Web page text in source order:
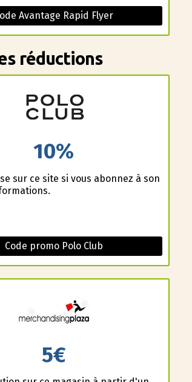
Avantage Rapid Flyer
réductions
10%
sur ce site si vous abonnez à son
Code promo Polo Club
5€